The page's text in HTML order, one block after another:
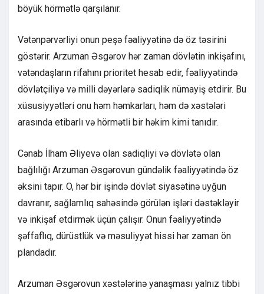
böyük hörmətlə qarşılanır.
Vətənpərvərliyi onun peşə fəaliyyətinə də öz təsirini
göstərir. Arzuman Əsgərov hər zaman dövlətin inkişafını,
vətəndaşların rifahını prioritet hesab edir, fəaliyyətində
dövlətçiliyə və milli dəyərlərə sadiqlik nümayiş etdirir. Bu
xüsusiyyətləri onu həm həmkarları, həm də xəstələri
arasında etibarlı və hörmətli bir həkim kimi tanıdır.
Cənab İlham Əliyevə olan sadiqliyi və dövlətə olan
bağlılığı Arzuman Əsgərovun gündəlik fəaliyyətində öz
əksini tapır. O, hər bir işində dövlət siyasətinə uyğun
davranır, sağlamlıq sahəsində görülən işləri dəstəkləyir
və inkişaf etdirmək üçün çalışır. Onun fəaliyyətində
şəffaflıq, dürüstlük və məsuliyyət hissi hər zaman ön
plandadır.
Arzuman Əsgərovun xəstələrinə yanaşması yalnız tibbi